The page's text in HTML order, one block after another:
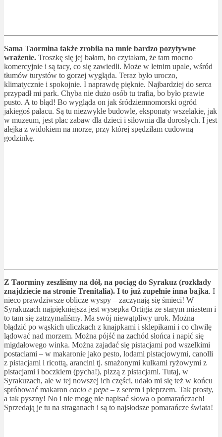
Sama Taormina także zrobiła na mnie bardzo pozytywne
wrażenie. Troszkę się jej bałam, bo czytałam, że tam mocno
komercyjnie i są tacy, co się zawiedli. Może w letnim upale, wśród
tłumów turystów to gorzej wygląda. Teraz było uroczo,
klimatycznie i spokojnie. I naprawdę pięknie. Najbardziej do serca
przypadł mi park. Chyba nie dużo osób tu trafia, bo było prawie
pusto. A to błąd! Bo wygląda on jak śródziemnomorski ogród
jakiegoś pałacu. Są tu niezwykłe budowle, eksponaty wszelakie, jak
w muzeum, jest plac zabaw dla dzieci i siłownia dla dorosłych. I jest
alejka z widokiem na morze, przy której spędziłam cudowną
godzinkę.
Z Taorminy zeszliśmy na dół, na pociąg do Syrakuz (rozkłady
znajdziecie na stronie Trenitalia). I to już zupełnie inna bajka. I
nieco prawdziwsze oblicze wyspy – zaczynają się śmieci! W
Syrakuzach najpiękniejsza jest wysepka Ortigia ze starym miastem i
to tam się zatrzymaliśmy. Ma swój niewątpliwy urok. Można
błądzić po wąskich uliczkach z knajpkami i sklepikami i co chwilę
lądować nad morzem. Można pójść na zachód słońca i napić się
migdałowego winka. Można zajadać się pistacjami pod wszelkimi
postaciami – w makaronie jako pesto, lodami pistacjowymi, canolli
z pistacjami i ricottą, arancini tj. smażonymi kulkami ryżowymi z
pistacjami i boczkiem (pycha!), pizzą z pistacjami. Tutaj, w
Syrakuzach, ale w tej nowszej ich części, udało mi się też w końcu
spróbować makaron cacio e pepe – z serem i pieprzem. Tak prosty,
a tak pyszny! No i nie mogę nie napisać słowa o pomarańczach!
Sprzedają je tu na straganach i są to najsłodsze pomarańcze świata!